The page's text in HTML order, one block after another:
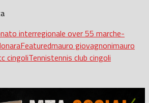
interregionale over 55 marche-
Featuredmauro giovagnonimauro
cingoliTennistennis club cingoli